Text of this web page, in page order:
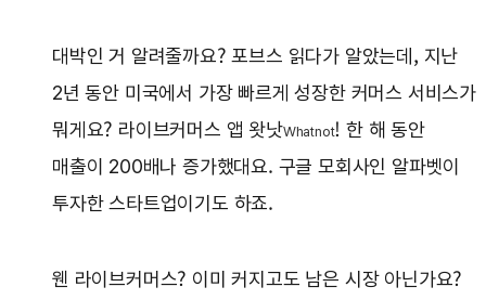
대박인 거 알려줄까요? 포브스 읽다가 알았는데, 지난
2년 동안 미국에서 가장 빠르게 성장한 커머스 서비스가
뭐게요? 라이브커머스 앱 왓낫Whatnot! 한 해 동안
매출이 200배나 증가했대요. 구글 모회사인 알파벳이
투자한 스타트업이기도 하죠.
웬 라이브커머스? 이미 커지고도 남은 시장 아닌가요?